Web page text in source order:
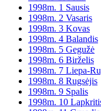
1998m. 1 Sausis
1998m. 2 Vasaris
1998m. 3 Kovas
1998m. 4 Balandis
1998m. 5 Gegužė
1998m. 6 Birželis
1998m. 7 Liepa-
1998m. 8 Rugsėjis
1998m. 9 Spalis
1998m. 10